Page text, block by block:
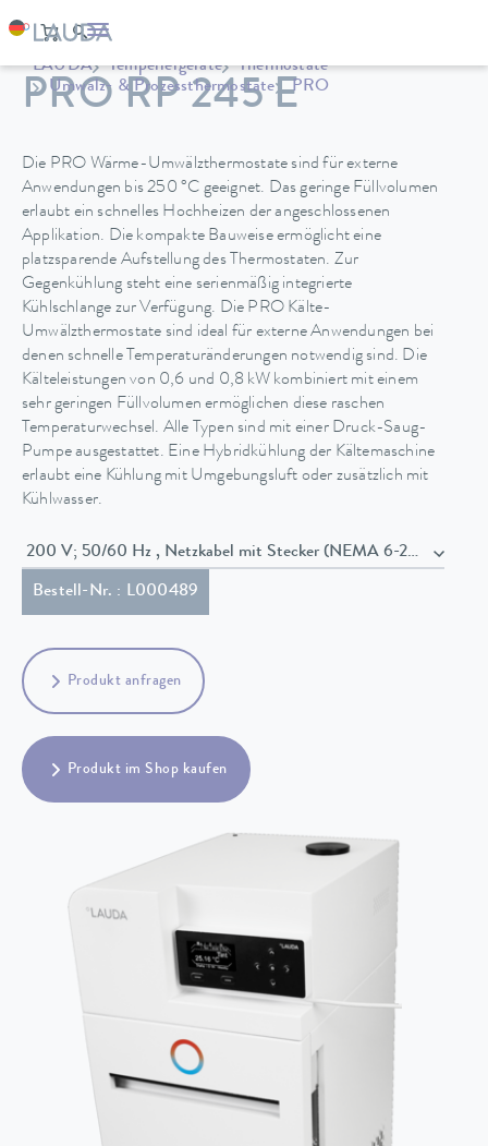
LAUDA Temperiergeräte
Thermostate
Umwälz- & Prozessthermostate
PRO
PRO RP 245 E
Die PRO Wärme-Umwälzthermostate sind für externe
Anwendungen bis 250 °C geeignet. Das geringe Füllvolumen
erlaubt ein schnelles Hochheizen der angeschlossenen
Applikation. Die kompakte Bauweise ermöglicht eine
platzsparende Aufstellung des Thermostaten. Zur
Gegenkühlung steht eine serienmäßig integrierte
Kühlschlange zur Verfügung. Die PRO Kälte-
Umwälzthermostate sind ideal für externe Anwendungen bei
denen schnelle Temperaturänderungen notwendig sind. Die
Kälteleistungen von 0,6 und 0,8 kW kombiniert mit einem
sehr geringen Füllvolumen ermöglichen diese raschen
Temperaturwechsel. Alle Typen sind mit einer Druck-Saug-
Pumpe ausgestattet. Eine Hybridkühlung der Kältemaschine
erlaubt eine Kühlung mit Umgebungsluft oder zusätzlich mit
Kühlwasser.
200 V; 50/60 Hz , Netzkabel mit Stecker (NEMA 6-20P)
Bestell-Nr. : L000489
Produkt anfragen
Produkt im Shop kaufen